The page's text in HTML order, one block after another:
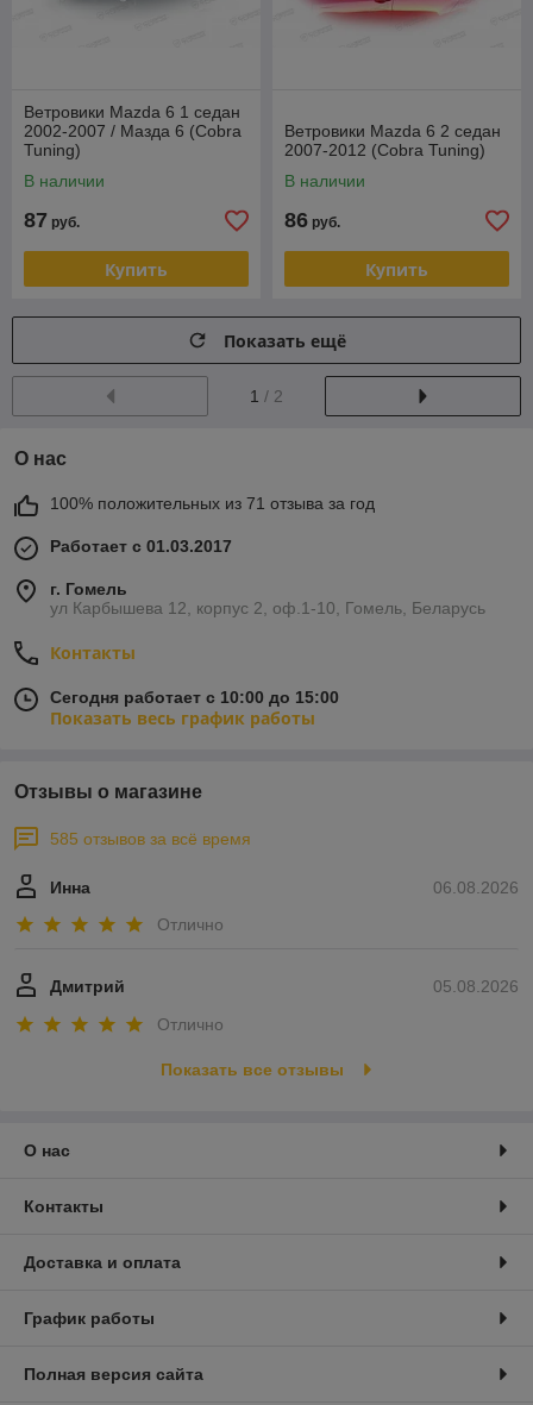
Ветровики Mazda 6 1 седан
2002-2007 / Мазда 6 (Cobra
Tuning)
В наличии
87 руб.
Купить
Ветровики Mazda 6 2 седан
2007-2012 (Cobra Tuning)
В наличии
86 руб.
Купить
Показать ещё
1 / 2
О нас
100% положительных из 71 отзыва за год
Работает с 01.03.2017
г. Гомель
ул Карбышева 12, корпус 2, оф.1-10, Гомель, Беларусь
Контакты
Сегодня работает с 10:00 до 15:00
Показать весь график работы
Отзывы о магазине
585 отзывов за всё время
06.08.2026
Инна
Отлично
05.08.2026
Дмитрий
Отлично
Показать все отзывы
О нас
Контакты
Доставка и оплата
График работы
Полная версия сайта